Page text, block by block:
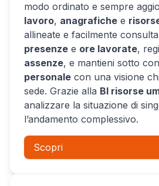
modo ordinato e sempre
lavoro, anagrafiche e
allineate e facilmente
presenze e ore lavorate,
assenze, e mantieni sotto
personale con una visione
sede. Grazie alla BI risorse
analizzare la situazione di
l’andamento complessivo.
Scopri